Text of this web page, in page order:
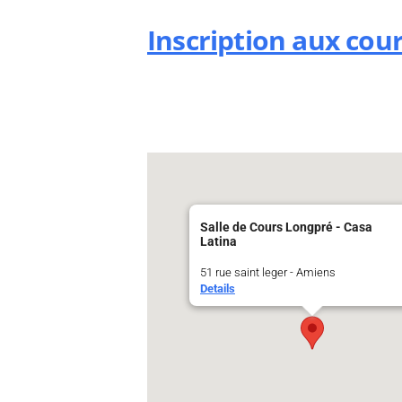
Inscription aux
Salle de Cours Longpré - Casa
Latina
51 rue saint leger - Amiens
Details